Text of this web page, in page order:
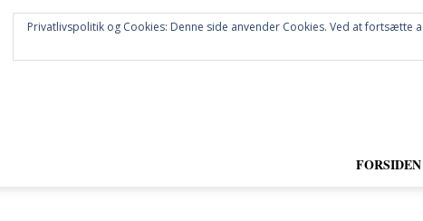
FORSIDEN
Privatlivspolitik og Cookies: Denne side anvender Cookies. Ved at fortsætte